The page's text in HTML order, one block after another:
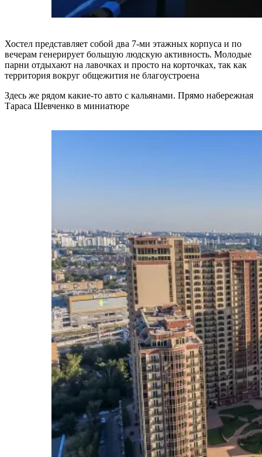
Хостел представляет собой два 7-ми этажных корпуса и по
вечерам генерирует большую людскую активность. Молодые
парни отдыхают на лавочках и просто на корточках, так как
территория вокруг общежития не благоустроена
Здесь же рядом какие-то авто с кальянами. Прямо набережная
Тараса Шевченко в миниатюре